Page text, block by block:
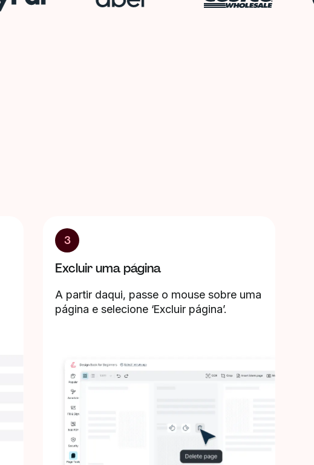
3
Excluir uma página
A partir daqui, passe o mouse sobre uma
página e selecione ‘Excluir página’.